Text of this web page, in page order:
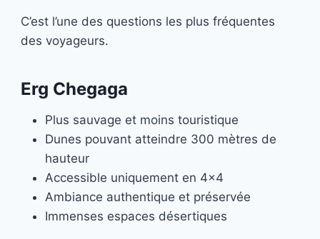
C’est l’une des questions les plus fréquentes
des voyageurs.
Erg Chegaga
Plus sauvage et moins touristique
Dunes pouvant atteindre 300 mètres de
hauteur
Accessible uniquement en 4×4
Ambiance authentique et préservée
Immenses espaces désertiques